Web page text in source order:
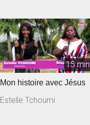
15 min
Mon histoire avec Jésus
Estelle Tchoumi